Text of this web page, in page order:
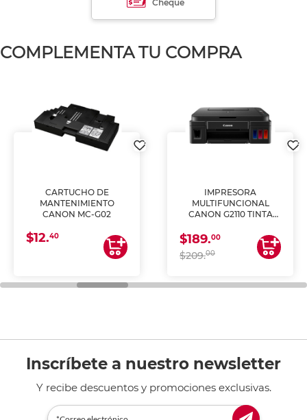
Cheque
COMPLEMENTA TU COMPRA
CARTUCHO DE
MANTENIMIENTO
CANON MC-G02
$12.40
IMPRESORA
MULTIFUNCIONAL
CANON G2110 TINTA
$189.00
$209.00
Inscríbete a nuestro newsletter
Y recibe descuentos y promociones exclusivas.